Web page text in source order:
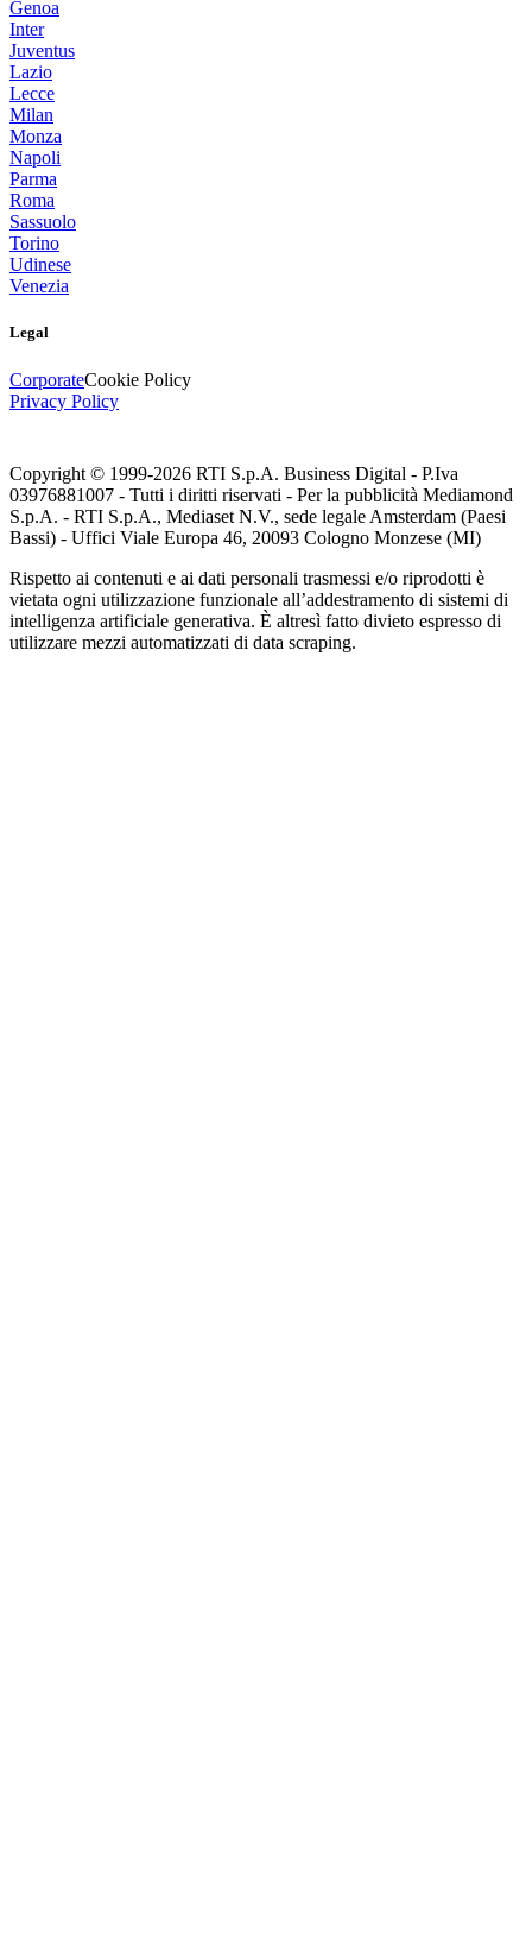
Genoa
Inter
Juventus
Lazio
Lecce
Milan
Monza
Napoli
Parma
Roma
Sassuolo
Torino
Udinese
Venezia
Legal
CorporateCookie Policy
Privacy Policy
Copyright © 1999-2026 RTI S.p.A. Business Digital - P.Iva
03976881007 - Tutti i diritti riservati - Per la pubblicità Mediamond
S.p.A. - RTI S.p.A., Mediaset N.V., sede legale Amsterdam (Paesi
Bassi) - Uffici Viale Europa 46, 20093 Cologno Monzese (MI)
Rispetto ai contenuti e ai dati personali trasmessi e/o riprodotti è
vietata ogni utilizzazione funzionale all’addestramento di sistemi di
intelligenza artificiale generativa. È altresì fatto divieto espresso di
utilizzare mezzi automatizzati di data scraping.